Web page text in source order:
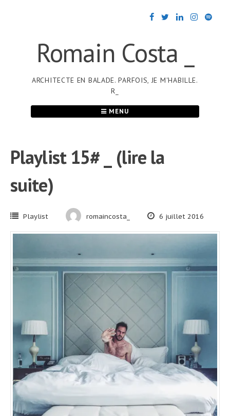
Romain Costa _
ARCHITECTE EN BALADE. PARFOIS, JE M'HABILLE.
R_
MENU
Playlist 15# _ (lire la
suite)
Playlist romaincosta_ 6 juillet 2016